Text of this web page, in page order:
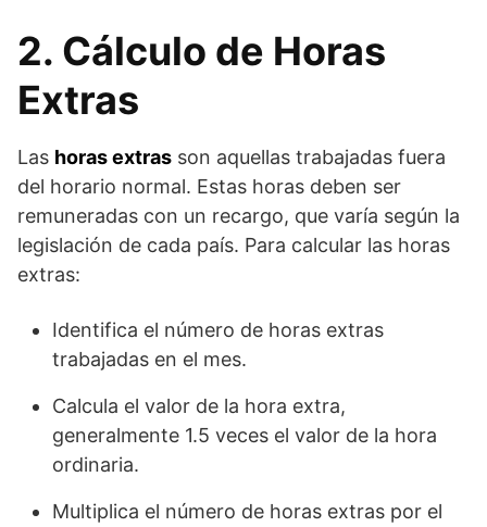
2. Cálculo de Horas
Extras
Las horas extras son aquellas trabajadas fuera
del horario normal. Estas horas deben ser
remuneradas con un recargo, que varía según la
legislación de cada país. Para calcular las horas
extras:
Identifica el número de horas extras
trabajadas en el mes.
Calcula el valor de la hora extra,
generalmente 1.5 veces el valor de la hora
ordinaria.
Multiplica el número de horas extras por el